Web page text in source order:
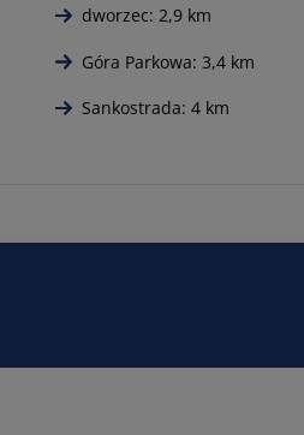
dworzec: 2,9 km
Góra Parkowa: 3,4 km
Sankostrada: 4 km